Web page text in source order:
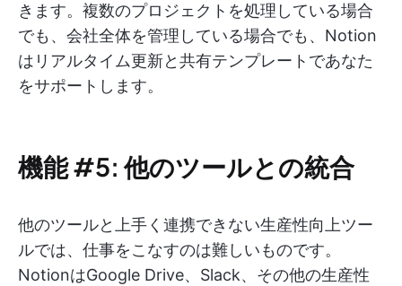
きます。複数のプロジェクトを処理している場合
でも、会社全体を管理している場合でも、Notion
はリアルタイム更新と共有テンプレートであなた
をサポートします。
機能 #5: 他のツールとの統合
他のツールと上手く連携できない生産性向上ツー
ルでは、仕事をこなすのは難しいものです。
NotionはGoogle Drive、Slack、その他の生産性